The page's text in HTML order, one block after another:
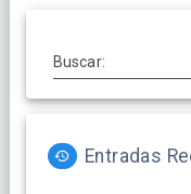
Buscar:
Entradas